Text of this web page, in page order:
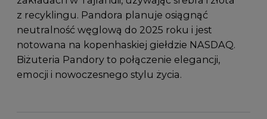
z recyklingu. Pandora planuje osiągnąć
neutralność węglową do 2025 roku i jest
notowana na kopenhaskiej giełdzie NASDAQ.
Biżuteria Pandory to połączenie elegancji,
emocji i nowoczesnego stylu życia.